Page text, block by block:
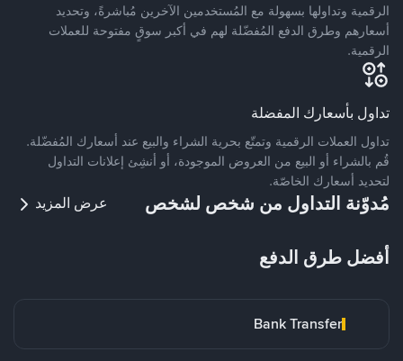
الرقمية وتداولها بسهولة مع المُستخدمين الآخرين مُباشرةً، وتحديد
أسعارهم وطرق الدفع المُفضّلة لهم في أكبر سوقٍ مفتوحة للعملات
الرقمية.
تداول بأسعارك المفضلة
تداول العملات الرقمية وتمتّع بحرية الشراء والبيع عند أسعارك المُفضّلة.
قُم بالشراء أو البيع من العروض الموجودة، أو أنشِئ إعلانات التداول
لتحديد أسعارك الخاصّة.
مُدوّنة التداول من شخص لشخص عرض المزيد
أفضل طرق الدفع
Bank Transfer